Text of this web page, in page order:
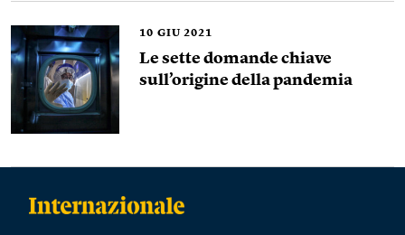
10 GIU 2021
Le sette domande chiave
sull’origine della pandemia